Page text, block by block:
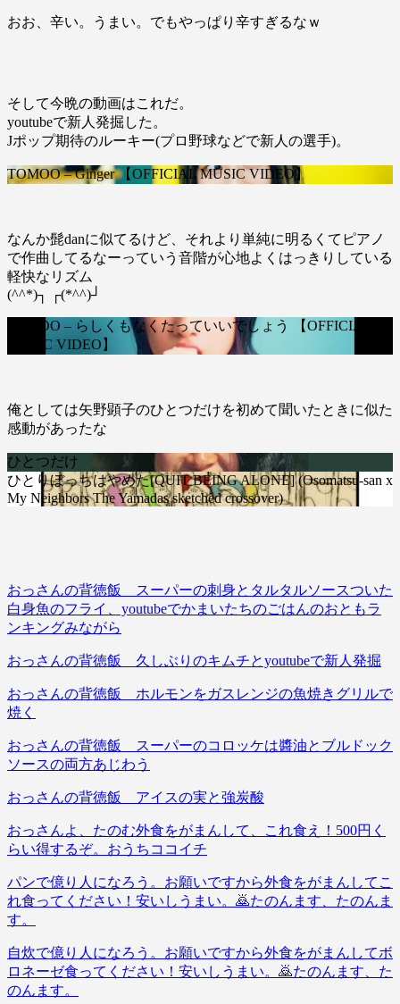
おお、辛い。うまい。でもやっぱり辛すぎるなｗ
そして今晩の動画はこれだ。
youtubeで新人発掘した。
Jポップ期待のルーキー(プロ野球などで新人の選手)。
TOMOO – Ginger 【OFFICIAL MUSIC VIDEO】
なんか髭danに似てるけど、それより単純に明るくてピアノ
で作曲してるなーっていう音階が心地よくはっきりしている
軽快なリズム
(^^*)┐ ┌(*^^)┘
TOMOO – らしくもなくたっていいでしょう 【OFFICIAL
MUSIC VIDEO】
俺としては矢野顕子のひとつだけを初めて聞いたときに似た
感動があったな
ひとつだけ
ひとりぼっちはやめた[QUIT BEING ALONE] (Osomatsu-san x
My Neighbors The Yamadas sketched crossover)
おっさんの背徳飯 スーパーの刺身とタルタルソースついた
白身魚のフライ、youtubeでかまいたちのごはんのおともラ
ンキングみながら
おっさんの背徳飯 久しぶりのキムチとyoutubeで新人発掘
おっさんの背徳飯 ホルモンをガスレンジの魚焼きグリルで
焼く
おっさんの背徳飯 スーパーのコロッケは醬油とブルドック
ソースの両方あじわう
おっさんの背徳飯 アイスの実と強炭酸
おっさんよ、たのむ外食をがまんして、これ食え！500円く
らい得するぞ。おうちココイチ
パンで億り人になろう。お願いですから外食をがまんしてこ
れ食ってください！安いしうまい。🙇たのんます、たのんま
す。
自炊で億り人になろう。お願いですから外食をがまんしてボ
ロネーゼ食ってください！安いしうまい。🙇たのんます、た
のんます。